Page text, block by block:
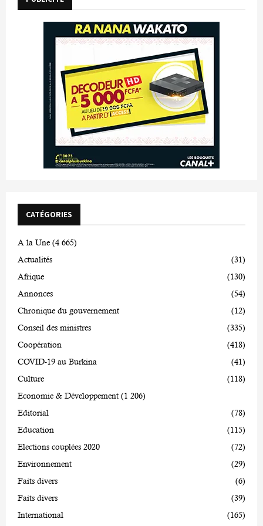
CATÉGORIES
A la Une (4 665)
Actualités
(31)
Afrique
(130)
Annonces
(54)
Chronique du gouvernement
(12)
Conseil des ministres
(335)
Coopération
(418)
COVID-19 au Burkina
(41)
Culture
(118)
Economie & Développement (1 206)
Editorial
(78)
Education
(115)
Elections couplées 2020
(72)
Environnement
(29)
Faits divers
(6)
Faits divers
(39)
International
(165)